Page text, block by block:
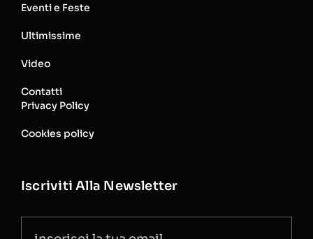
Eventi e Feste
Ultimissime
Video
Contatti
Privacy Policy
Cookies policy
Iscriviti Alla Newsletter